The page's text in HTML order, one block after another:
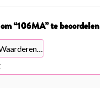
“106MA” te beoordelen